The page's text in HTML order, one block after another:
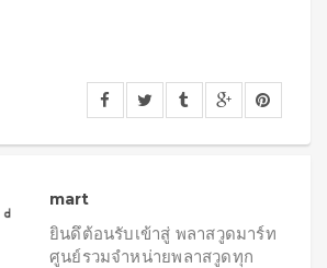
mart
ยินดึต้อนรับเข้าสู่ พลาสวูดมาร์ท
ศูนย์รวมจำหน่ายพลาสวูดทุก